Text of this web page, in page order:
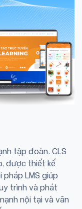
tập đoàn. CLS
được thiết kế
LMS giúp
trình và phát
nội tại và văn